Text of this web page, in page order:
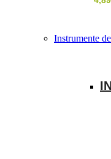
Instrumente